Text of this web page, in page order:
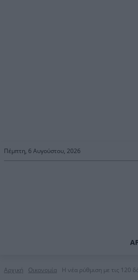
Πέμπτη, 6 Αυγούστου, 2026
Αρχική Οικονομία H νέα ρύθμιση με τις 120